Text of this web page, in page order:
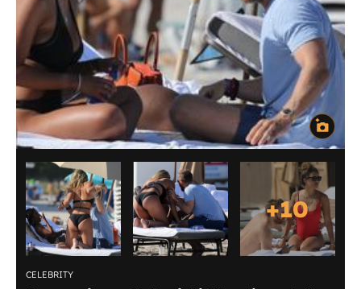
+10
CELEBRITY